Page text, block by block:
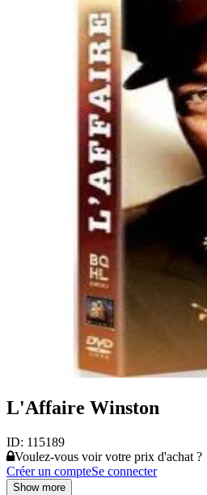
L'Affaire Winston
ID: 115189
Voulez-vous voir votre prix d'achat ?
Créer un compteSe connecter
Show more